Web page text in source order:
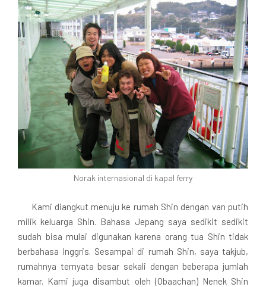
Norak internasional di kapal ferry
Kami diangkut menuju ke rumah Shin dengan van putih
milik keluarga Shin. Bahasa Jepang saya sedikit sedikit
sudah bisa mulai digunakan karena orang tua Shin tidak
berbahasa Inggris. Sesampai di rumah Shin, saya takjub,
rumahnya ternyata besar sekali dengan beberapa jumlah
kamar. Kami juga disambut oleh (Obaachan) Nenek Shin